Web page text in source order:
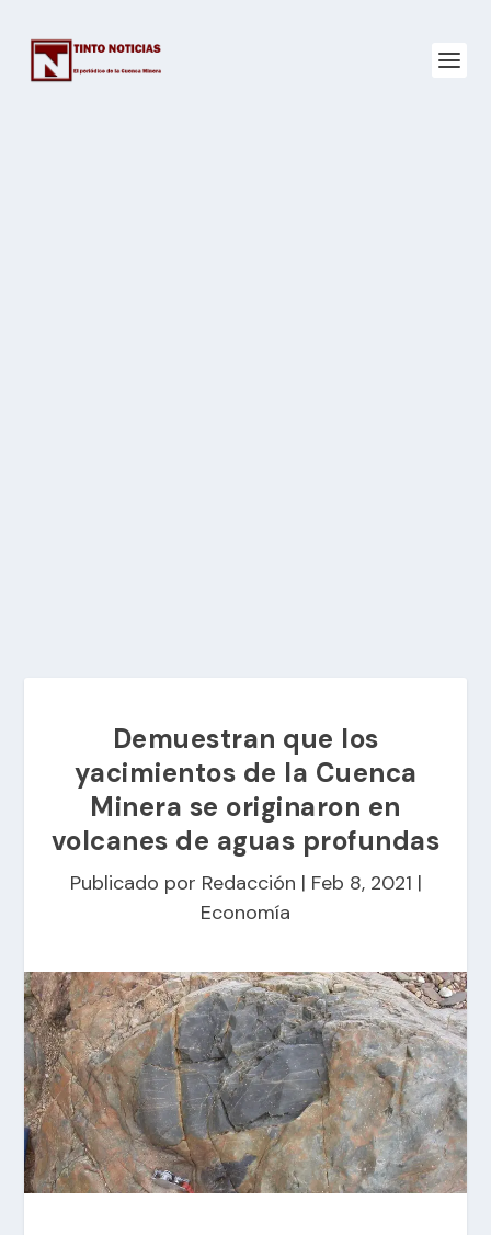
Demuestran que los
yacimientos de la Cuenca
Minera se originaron en
volcanes de aguas profundas
Publicado por Redacción | Feb 8, 2021 |
Economía